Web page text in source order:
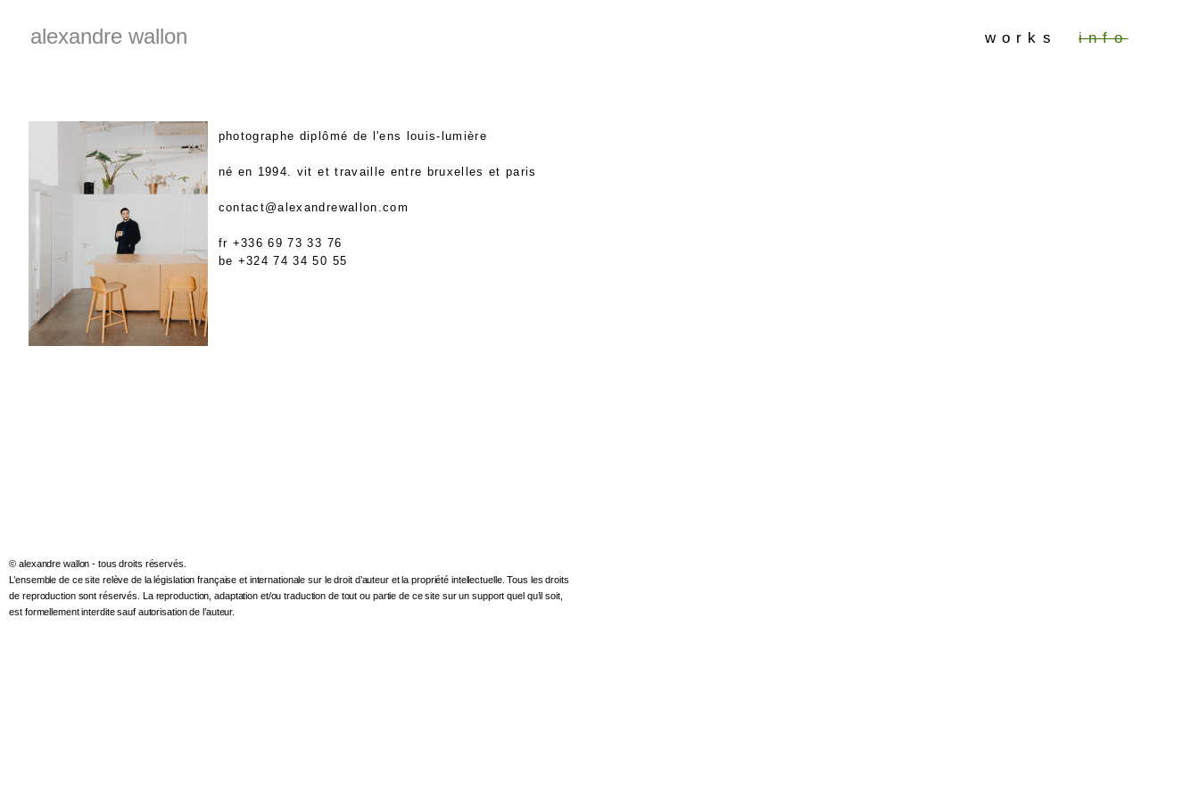
alexandre wallon works info
photographe diplômé de l'ens louis-lumière
né en 1994. vit et travaille entre bruxelles et paris
contact@alexandrewallon.com
fr +336 69 73 33 76
be +324 74 34 50 55
© alexandre wallon - tous droits réservés.
L’ensemble de ce site relève de la législation française et internationale sur le droit d’auteur et la propriété intellectuelle. Tous les droits
de reproduction sont réservés. La reproduction, adaptation et/ou traduction de tout ou partie de ce site sur un support quel qu’il soit,
est formellement interdite sauf autorisation de l’auteur.